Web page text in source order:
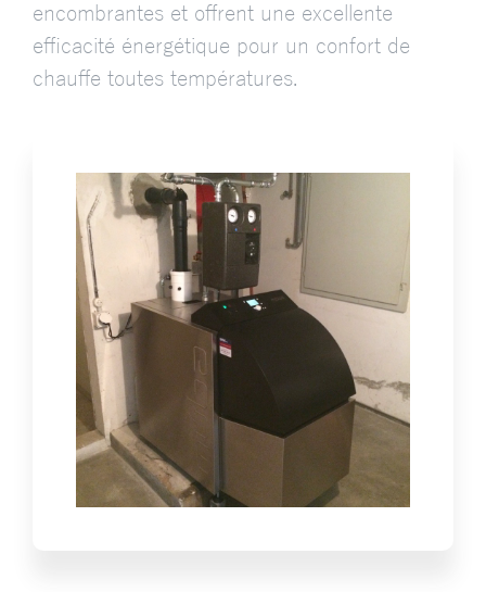
encombrantes et offrent une excellente
efficacité énergétique pour un confort de
chauffe toutes températures.